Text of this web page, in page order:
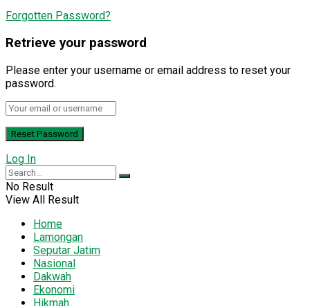
Forgotten Password?
Retrieve your password
Please enter your username or email address to reset your
password.
Log In
No Result
View All Result
Home
Lamongan
Seputar Jatim
Nasional
Dakwah
Ekonomi
Hikmah